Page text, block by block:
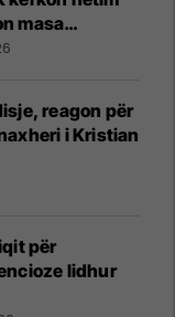
masa
reagon për
i Kristian
për
lidhur